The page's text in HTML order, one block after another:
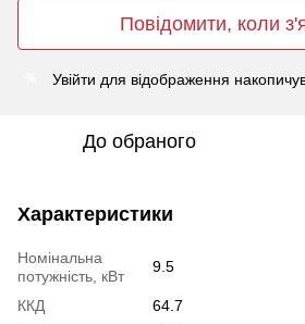
Повідомити, коли
Увійти для відображення
До обраного
Характеристики
Номінальна
потужність, кВт
9.5
ККД
64.7